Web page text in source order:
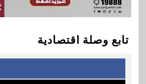
تابع وصلة اقتصادية